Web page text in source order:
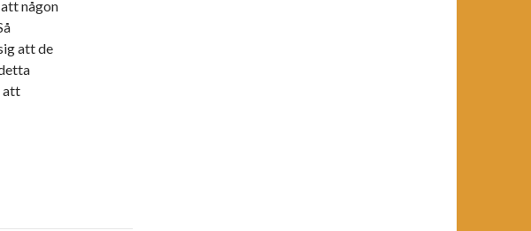
någon
att de
att